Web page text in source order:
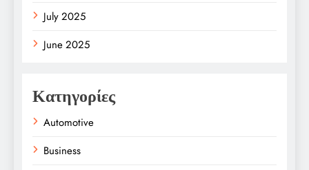
July 2025
June 2025
Κατηγορίες
Automotive
Business